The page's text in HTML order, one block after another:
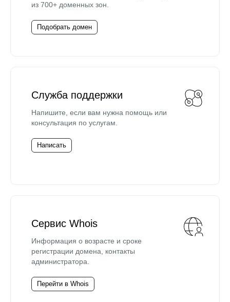
из 700+ доменных зон.
Подобрать домен
Служба поддержки
Напишите, если вам нужна помощь или
консультация по услугам.
Написать
Сервис Whois
Информация о возрасте и сроке
регистрации домена, контакты
администратора.
Перейти в Whois